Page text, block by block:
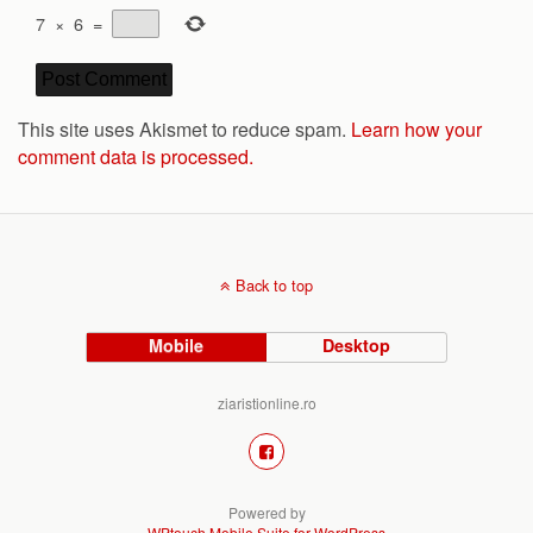
7 × 6 =
This site uses Akismet to reduce spam. Learn how your
comment data is processed.
Back to top
Mobile Desktop
ziaristionline.ro
Powered by